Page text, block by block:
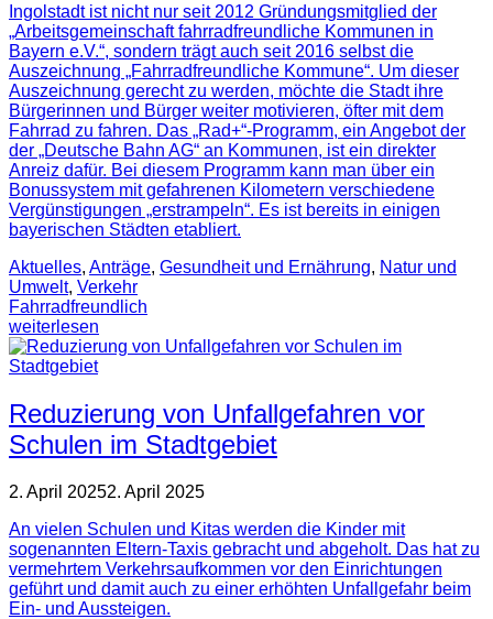
Ingolstadt ist nicht nur seit 2012 Gründungsmitglied der
„Arbeitsgemeinschaft fahrradfreundliche Kommunen in
Bayern e.V.“, sondern trägt auch seit 2016 selbst die
Auszeichnung „Fahrradfreundliche Kommune“. Um dieser
Auszeichnung gerecht zu werden, möchte die Stadt ihre
Bürgerinnen und Bürger weiter motivieren, öfter mit dem
Fahrrad zu fahren. Das „Rad+“-Programm, ein Angebot der
der „Deutsche Bahn AG“ an Kommunen, ist ein direkter
Anreiz dafür. Bei diesem Programm kann man über ein
Bonussystem mit gefahrenen Kilometern verschiedene
Vergünstigungen „erstrampeln“. Es ist bereits in einigen
bayerischen Städten etabliert.
Aktuelles, Anträge, Gesundheit und Ernährung, Natur und
Umwelt, Verkehr
Fahrradfreundlich
weiterlesen
Reduzierung von Unfallgefahren vor
Schulen im Stadtgebiet
2. April 20252. April 2025
An vielen Schulen und Kitas werden die Kinder mit
sogenannten Eltern-Taxis gebracht und abgeholt. Das hat zu
vermehrtem Verkehrsaufkommen vor den Einrichtungen
geführt und damit auch zu einer erhöhten Unfallgefahr beim
Ein- und Aussteigen.